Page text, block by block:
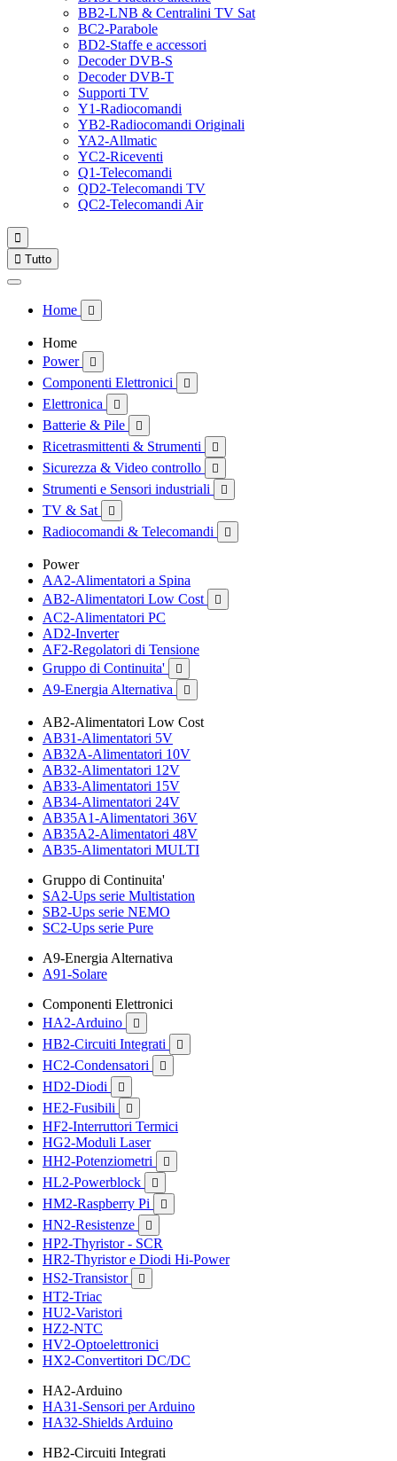
BB2-LNB & Centralini TV Sat
BC2-Parabole
BD2-Staffe e accessori
Decoder DVB-S
Decoder DVB-T
Supporti TV
Y1-Radiocomandi
YB2-Radiocomandi Originali
YA2-Allmatic
YC2-Riceventi
Q1-Telecomandi
QD2-Telecomandi TV
QC2-Telecomandi Air

 Tutto
Home 
Home
Power

Componenti Elettronici 
Elettronica 
Batterie & Pile 
Ricetrasmittenti & Strumenti 
Sicurezza & Video controllo 
Strumenti e Sensori industriali 
TV & Sat 
Radiocomandi & Telecomandi 
Power
AA2-Alimentatori a Spina
AB2-Alimentatori Low Cost

AC2-Alimentatori PC
AD2-Inverter
AF2-Regolatori di Tensione
Gruppo di Continuita'

A9-Energia Alternativa 
AB2-Alimentatori Low Cost
AB31-Alimentatori 5V
AB32A-Alimentatori 10V
AB32-Alimentatori 12V
AB33-Alimentatori 15V
AB34-Alimentatori 24V
AB35A1-Alimentatori 36V
AB35A2-Alimentatori 48V
AB35-Alimentatori MULTI
Gruppo di Continuita'
SA2-Ups serie Multistation
SB2-Ups serie NEMO
SC2-Ups serie Pure
A9-Energia Alternativa
A91-Solare
Componenti Elettronici
HA2-Arduino

HB2-Circuiti Integrati 
HC2-Condensatori 
HD2-Diodi 
HE2-Fusibili 
HF2-Interruttori Termici
HG2-Moduli Laser
HH2-Potenziometri

HL2-Powerblock 
HM2-Raspberry Pi 
HN2-Resistenze 
HP2-Thyristor - SCR
HR2-Thyristor e Diodi Hi-Power
HS2-Transistor

HT2-Triac
HU2-Varistori
HZ2-NTC
HV2-Optoelettronici
HX2-Convertitori DC/DC
HA2-Arduino
HA31-Sensori per Arduino
HA32-Shields Arduino
HB2-Circuiti Integrati